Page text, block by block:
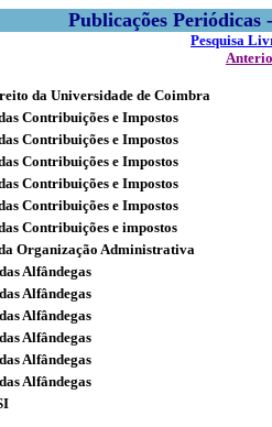
Publicações
Pesquisa
da Universidade de Coimbra
Contribuições e Impostos
Contribuições e Impostos
Contribuições e Impostos
Contribuições e Impostos
Contribuições e Impostos
Contribuições e impostos
Organização Administrativa
Alfândegas
Alfândegas
Alfândegas
Alfândegas
Alfândegas
Alfândegas